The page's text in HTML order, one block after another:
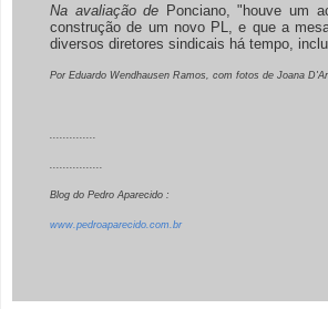
Na avaliação de Ponciano, "houve um
construção de um novo PL, e que a
diversos diretores sindicais há tempo,
Por Eduardo Wendhausen Ramos, com fotos de Joana
Blog do Pedro Aparecido :
www.pedroaparecido.com.br